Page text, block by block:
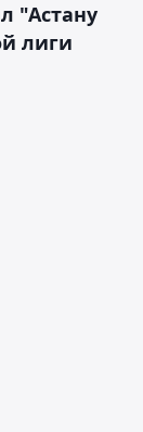
"Астану
лиги